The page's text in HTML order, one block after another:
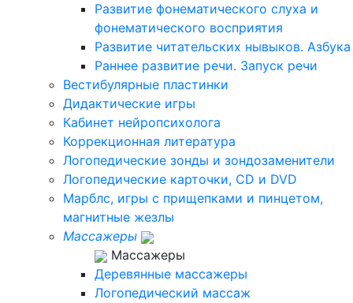
Развитие фонематического слуха и
фонематического восприятия
Развитие читательских нывыков. Азбука
Раннее развитие речи. Запуск речи
Вестибулярные пластинки
Дидактические игры
Кабинет нейропсихолога
Коррекционная литература
Логопедические зонды и зондозаменители
Логопедические карточки, CD и DVD
Марблс, игры с прищепками и пинцетом,
магнитные жезлы
Массажеры
Массажеры
Деревянные массажеры
Логопедический массаж